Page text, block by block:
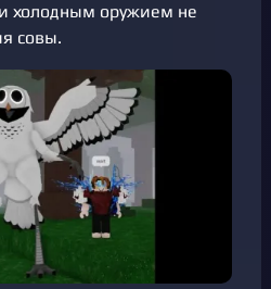
холодным оружием не
совы.